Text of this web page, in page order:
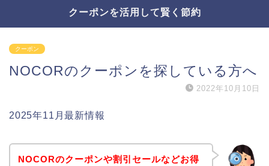
クーポンを活用して賢く節約
クーポン
NOCORのクーポンを探している方へ
2022年10月10日
2025年11月最新情報
NOCORのクーポンや割引セールなどお得